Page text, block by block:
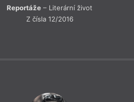
Reportáže – Literární život
Z čísla 12/2016